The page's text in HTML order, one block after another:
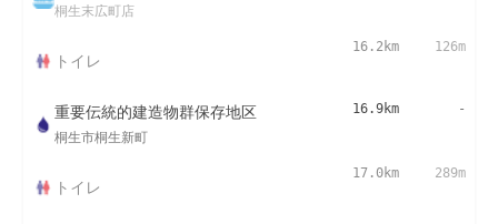
桐生末広町店
トイレ
16.2km 126m
重要伝統的建造物群保存地区
桐生市桐生新町
16.9km -
トイレ
17.0km 289m